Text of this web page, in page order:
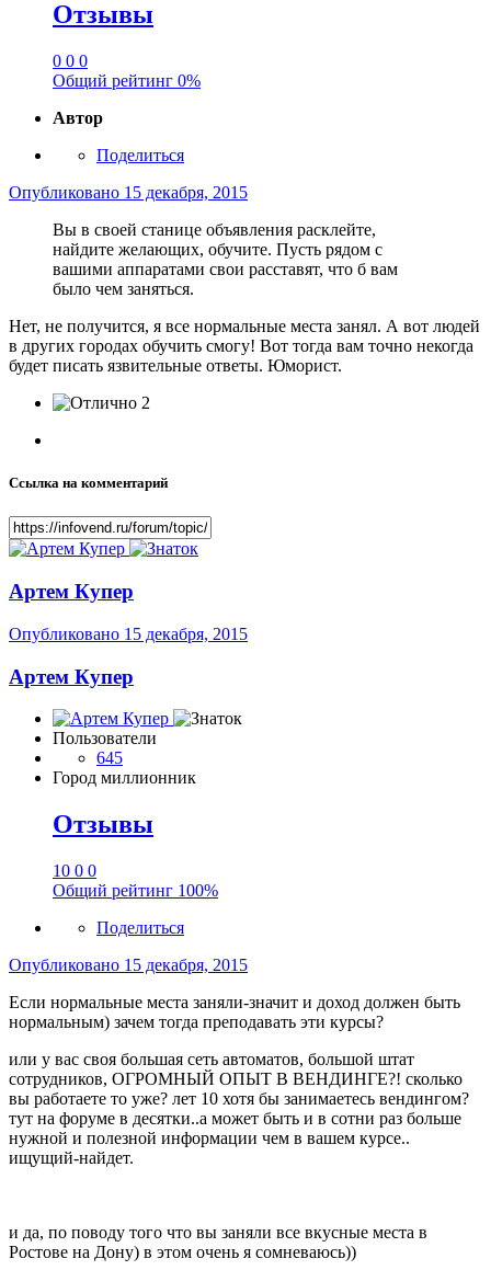
Отзывы
0 0 0
Общий рейтинг 0%
Автор
Поделиться
Опубликовано 15 декабря, 2015
Вы в своей станице объявления расклейте,
найдите желающих, обучите. Пусть рядом с
вашими аппаратами свои расставят, что б вам
было чем заняться.
Нет, не получится, я все нормальные места занял. А вот людей
в других городах обучить смогу! Вот тогда вам точно некогда
будет писать язвительные ответы. Юморист.
2
Ссылка на комментарий
Артем Купер
Опубликовано 15 декабря, 2015
Артем Купер
Пользователи
645
Город миллионник
Отзывы
10 0 0
Общий рейтинг 100%
Поделиться
Опубликовано 15 декабря, 2015
Если нормальные места заняли-значит и доход должен быть
нормальным) зачем тогда преподавать эти курсы?
или у вас своя большая сеть автоматов, большой штат
сотрудников, ОГРОМНЫЙ ОПЫТ В ВЕНДИНГЕ?! сколько
вы работаете то уже? лет 10 хотя бы занимаетесь вендингом?
тут на форуме в десятки..а может быть и в сотни раз больше
нужной и полезной информации чем в вашем курсе..
ищущий-найдет.
и да, по поводу того что вы заняли все вкусные места в
Ростове на Дону) в этом очень я сомневаюсь))